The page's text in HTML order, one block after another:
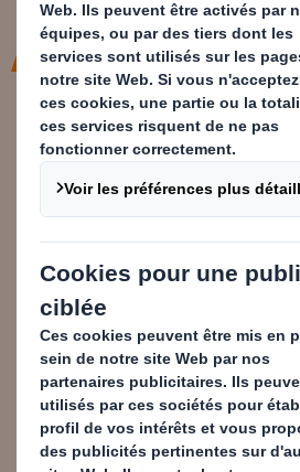
Laithwaite's a été l'un
premiers clients à
certification Closed-
essentiel pour les
monde entier de
l'économie circulaire
répondre aux
exigences des
modernes.